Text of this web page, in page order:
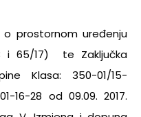
o prostornom uređenju
i 65/17) te Zaključka
Klasa: 350-01/15-
16-28 od 09.09. 2017.